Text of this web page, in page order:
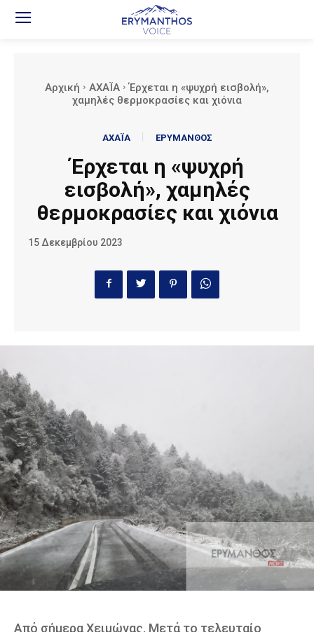
Αρχική ΑΧΑΪΑ
Έρχεται η «ψυχρή εισβολή»,
χαμηλές θερμοκρασίες και χιόνια
ΑΧΑΪΑ ΕΡΥΜΑΝΘΟΣ
Έρχεται η «ψυχρή
εισβολή», χαμηλές
θερμοκρασίες και χιόνια
15 Δεκεμβρίου 2023
Από σήμερα Χειμώνας. Mετά το τελευταίο